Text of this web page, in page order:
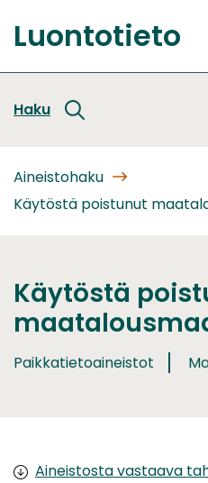
sisältöön
Etusivu
Luontotieto
Haku
Aineistohaku
Käytöstä poistunut
Käytöstä
Paikkatietoaineistot
Aineistosta vastaava